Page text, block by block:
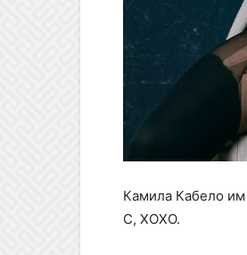
Камила Кабело им
C, XOXO.